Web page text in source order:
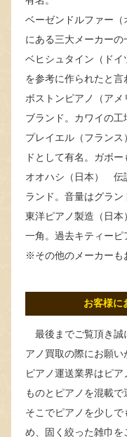
ベーゼンドルファー
にある三大メーカーの
ベヒシュタイン（ド
を参考に作られたと言
ボストンピアノ（ア
ブランド。カワイの工
プレイエル（フラン
ドとして有名。ガボ
オオハシ（日本） 伝
ランド。音量はグラン
東洋ピアノ製造（日
一角。過去キティーピ
※その他のメーカーも
お客様に
最後までご覧頂き誠
アノ買取の際にお願い
ピアノ運送業界はピ
ものとピアノを混載で
そこでピアノを少し
め、固く絞った雑巾を